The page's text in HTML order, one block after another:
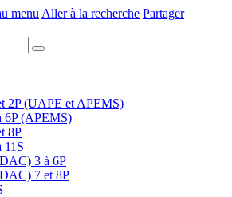
menu Aller à la recherche Partager
2P (UAPE et APEMS)
6P (APEMS)
8P
11S
3 à 6P
7 et 8P